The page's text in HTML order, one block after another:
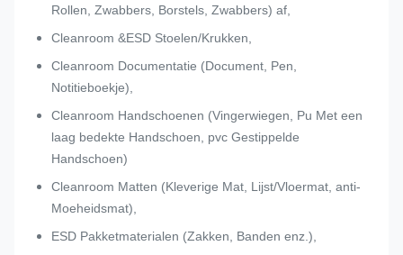
Rollen, Zwabbers, Borstels, Zwabbers) af,
Cleanroom &ESD Stoelen/Krukken,
Cleanroom Documentatie (Document, Pen,
Notitieboekje),
Cleanroom Handschoenen (Vingerwiegen, Pu Met een
laag bedekte Handschoen, pvc Gestippelde
Handschoen)
Cleanroom Matten (Kleverige Mat, Lijst/Vloermat, anti-
Moeheidsmat),
ESD Pakketmaterialen (Zakken, Banden enz.),